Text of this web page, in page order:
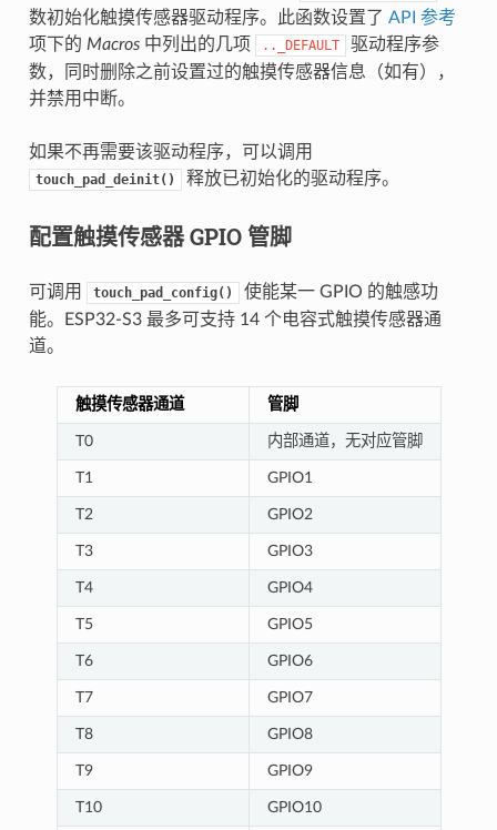
数初始化触摸传感器驱动程序。此函数设置了 API 参考
项下的 Macros中列出的几项 .._DEFAULT
驱动程序参
数，同时删除之前设置过的触摸传感器信息（如有），
并禁用中断。
如果不再需要该驱动程序，可以调用
touch_pad_deinit() 释放已初始化的驱动程序。
配置触摸传感器 GPIO 管脚
可调用 touch_pad_config()
使能某一 GPIO 的触感功
能。ESP32-S3 最多可支持 14 个电容式触摸传感器通
道。
触摸传感器通道 管脚
T0 内部通道，无对应管脚
T1 GPIO1
T2 GPIO2
T3 GPIO3
T4 GPIO4
T5 GPIO5
T6 GPIO6
T7 GPIO7
T8 GPIO8
T9 GPIO9
T10 GPIO10